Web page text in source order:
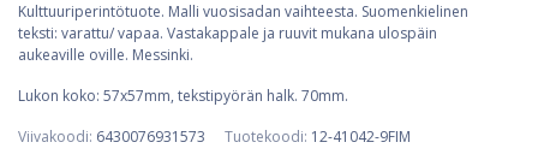
Kulttuuriperintötuote. Malli vuosisadan vaihteesta. Suomenkielinen
teksti: varattu/ vapaa. Vastakappale ja ruuvit mukana ulospäin
aukeaville oville. Messinki.
Lukon koko: 57x57mm, tekstipyörän halk. 70mm.
Viivakoodi: 6430076931573 Tuotekoodi: 12-41042-9FIM